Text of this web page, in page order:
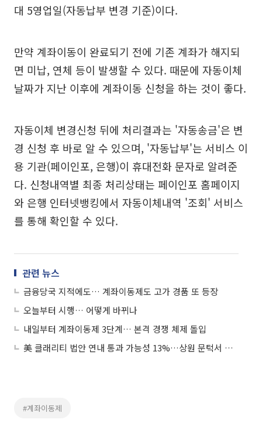
대 5영업일(자동납부 변경 기준)이다.
만약 계좌이동이 완료되기 전에 기존 계좌가 해지되
면 미납, 연체 등이 발생할 수 있다. 때문에 자동이체
날짜가 지난 이후에 계좌이동 신청을 하는 것이 좋다.
자동이체 변경신청 뒤에 처리결과는 '자동송금'은 변
경 신청 후 바로 알 수 있으며, '자동납부'는 서비스 이
용 기관(페이인포, 은행)이 휴대전화 문자로 알려준
다. 신청내역별 최종 처리상태는 페이인포 홈페이지
와 은행 인터넷뱅킹에서 자동이체내역 '조회' 서비스
를 통해 확인할 수 있다.
관련 뉴스
금융당국 지적에도… 계좌이동제도 고가 경품 또 등장
오늘부터 시행… 어떻게 바뀌나
내일부터 계좌이동제 3단계… 본격 경쟁 체제 돌입
美 클래리티 법안 연내 통과 가능성 13%…상원 문턱서 제동
#계좌이동제